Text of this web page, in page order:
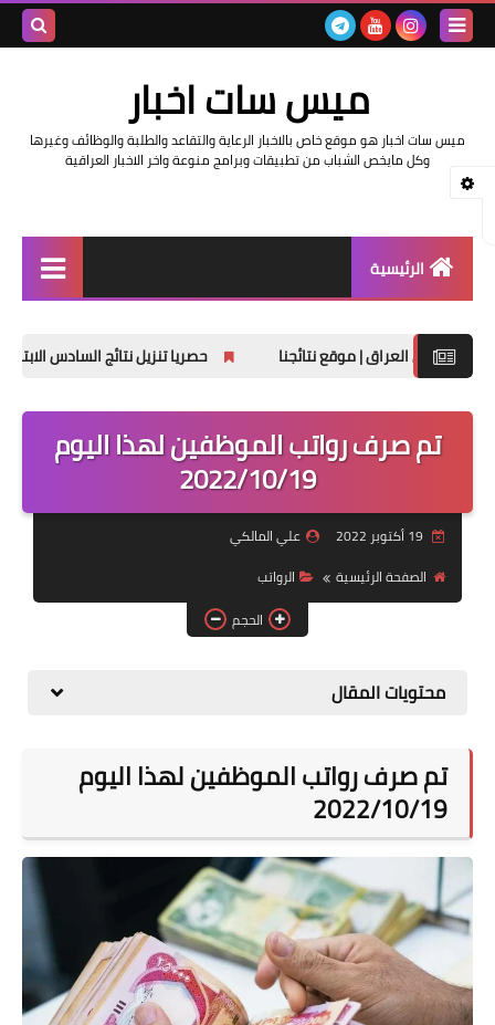
ميس سات اخبار
ميس سات اخبار هو موقع خاص بالاخبار الرعاية والتقاعد والطلبة والوظائف وغيرها
وكل مايخص الشباب من تطبيقات وبرامج منوعة واخر الاخبار العراقية
الرئيسية
اخبار وزارة التربية والتعليم
اخبار وزارة العمل وهيئة
قسم التطبيقات
قطع الاراضي
حصريا تنزيل نتائج السادس الابتدائي الدور الثاني 2025
تم صرف رواتب الموظفين لهذا اليوم
2022/10/19
علي المالكي
الصفحة الرئيسية
الرواتب
الحجم
محتويات المقال
تم صرف رواتب الموظفين لهذا اليوم
2022/10/19